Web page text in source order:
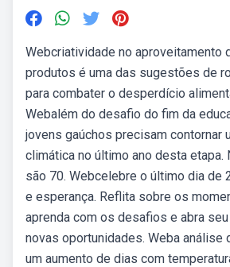
Webcriatividade no aproveitamento
produtos é uma das sugestões de
para combater o desperdício
Webalém do desafio do fim da
jovens gaúchos precisam contornar
climática no último ano desta etapa.
são 70. Webcelebre o último dia de
e esperança. Reflita sobre os
aprenda com os desafios e abra
novas oportunidades. Weba análise
um aumento de dias com